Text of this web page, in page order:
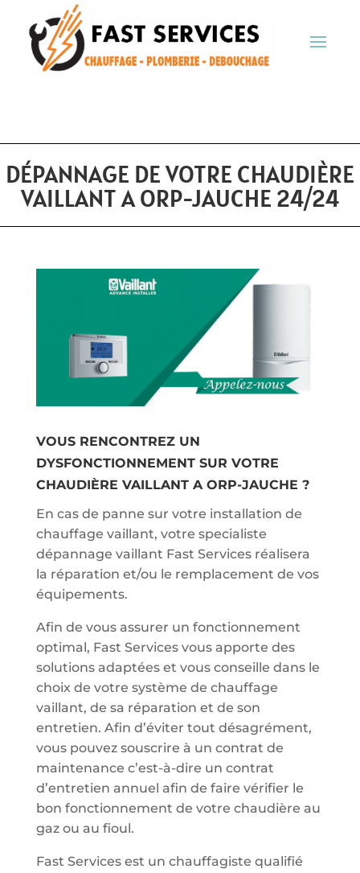
DÉPANNAGE DE VOTRE CHAUDIÈRE
VAILLANT A ORP-JAUCHE 24/24
VOUS RENCONTREZ UN
DYSFONCTIONNEMENT SUR VOTRE
CHAUDIÈRE VAILLANT A ORP-JAUCHE ?
En cas de panne sur votre installation de
chauffage vaillant, votre specialiste
dépannage vaillant Fast Services réalisera
la réparation et/ou le remplacement de vos
équipements.
Afin de vous assurer un fonctionnement
optimal, Fast Services vous apporte des
solutions adaptées et vous conseille dans le
choix de votre système de chauffage
vaillant, de sa réparation et de son
entretien. Afin d’éviter tout désagrément,
vous pouvez souscrire à un contrat de
maintenance c’est-à-dire un contrat
d’entretien annuel afin de faire vérifier le
bon fonctionnement de votre chaudière au
gaz ou au fioul.
Fast Services est un chauffagiste qualifié